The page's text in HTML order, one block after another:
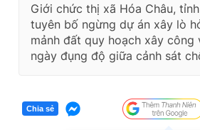
Giới chức thị xã Hóa Châu,
tuyên bố ngừng dự án xây lò
mảnh đất quy hoạch xây công
ngày đụng độ giữa cảnh sát
Chia sẻ